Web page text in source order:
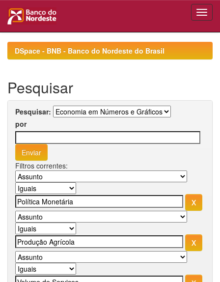
navigationDSpace - BNB - Banco do Nordeste do Brasil
Pesquisar
Pesquisar:
por
Filtros correntes: